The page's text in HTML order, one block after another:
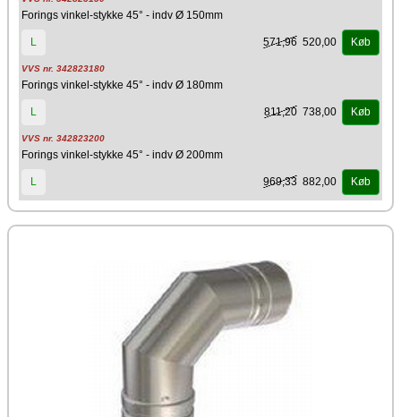
Forings vinkel-stykke 45° - indv Ø 150mm
L 571,96 520,00 Køb
VVS nr. 342823180
Forings vinkel-stykke 45° - indv Ø 180mm
L 811,20 738,00 Køb
VVS nr. 342823200
Forings vinkel-stykke 45° - indv Ø 200mm
L 969,33 882,00 Køb